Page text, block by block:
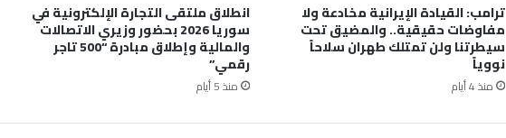
ترامب: القيادة الإيرانية مخادعة ولا
مفاوضات حقيقية.. والمضيق تحت
سيطرتنا ولن تمتلك طهران سلاحاً
نووياً
منذ 4 أيام
انطلاق ملتقى التجارة الإلكترونية في
سوريا 2026 بحضور وزيري الاتصالات
والمالية وإطلاق مبادرة “500 تاجر
رقمي”
منذ 5 أيام